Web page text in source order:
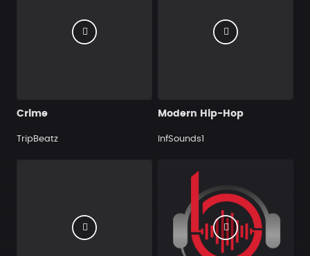
Crime
TripBeatz
Modern Hip-Hop
InfSounds1